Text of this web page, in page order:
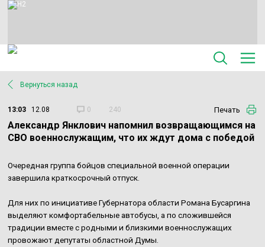
Вернуться назад
13:03 12.08 0 240 Печать
Александр Янклович напомнил возвращающимся на
СВО военнослужащим, что их ждут дома с победой
Очередная группа бойцов специальной военной операции
завершила краткосрочный отпуск.
Для них по инициативе Губернатора области Романа Бусаргина
выделяют комфортабельные автобусы, а по сложившейся
традиции вместе с родными и близкими военнослужащих
провожают депутаты областной Думы.